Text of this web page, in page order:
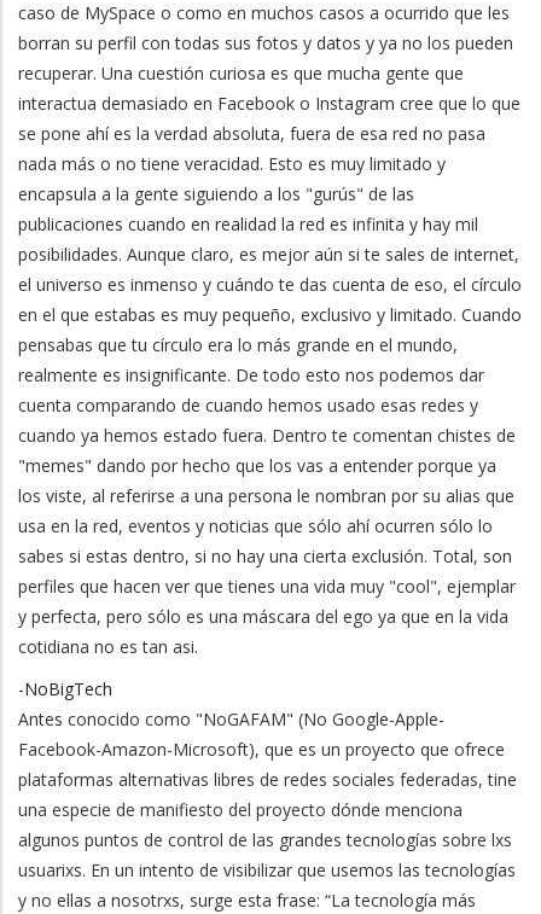
caso de MySpace o como en muchos casos a ocurrido que les
borran su perfil con todas sus fotos y datos y ya no los pueden
recuperar. Una cuestión curiosa es que mucha gente que
interactua demasiado en Facebook o Instagram cree que lo que
se pone ahí es la verdad absoluta, fuera de esa red no pasa
nada más o no tiene veracidad. Esto es muy limitado y
encapsula a la gente siguiendo a los "gurús" de las
publicaciones cuando en realidad la red es infinita y hay mil
posibilidades. Aunque claro, es mejor aún si te sales de internet,
el universo es inmenso y cuándo te das cuenta de eso, el círculo
en el que estabas es muy pequeño, exclusivo y limitado. Cuando
pensabas que tu círculo era lo más grande en el mundo,
realmente es insignificante. De todo esto nos podemos dar
cuenta comparando de cuando hemos usado esas redes y
cuando ya hemos estado fuera. Dentro te comentan chistes de
"memes" dando por hecho que los vas a entender porque ya
los viste, al referirse a una persona le nombran por su alias que
usa en la red, eventos y noticias que sólo ahí ocurren sólo lo
sabes si estas dentro, si no hay una cierta exclusión. Total, son
perfiles que hacen ver que tienes una vida muy "cool", ejemplar
y perfecta, pero sólo es una máscara del ego ya que en la vida
cotidiana no es tan asi.
-NoBigTech
Antes conocido como "NoGAFAM" (No Google-Apple-
Facebook-Amazon-Microsoft), que es un proyecto que ofrece
plataformas alternativas libres de redes sociales federadas, tine
una especie de manifiesto del proyecto dónde menciona
algunos puntos de control de las grandes tecnologías sobre lxs
usuarixs. En un intento de visibilizar que usemos las tecnologías
y no ellas a nosotrxs, surge esta frase: “La tecnología más